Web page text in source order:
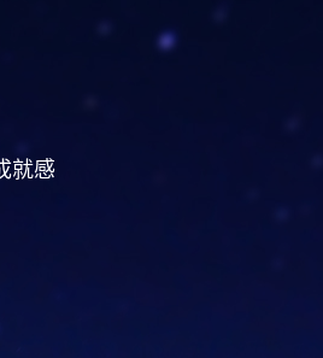
就感